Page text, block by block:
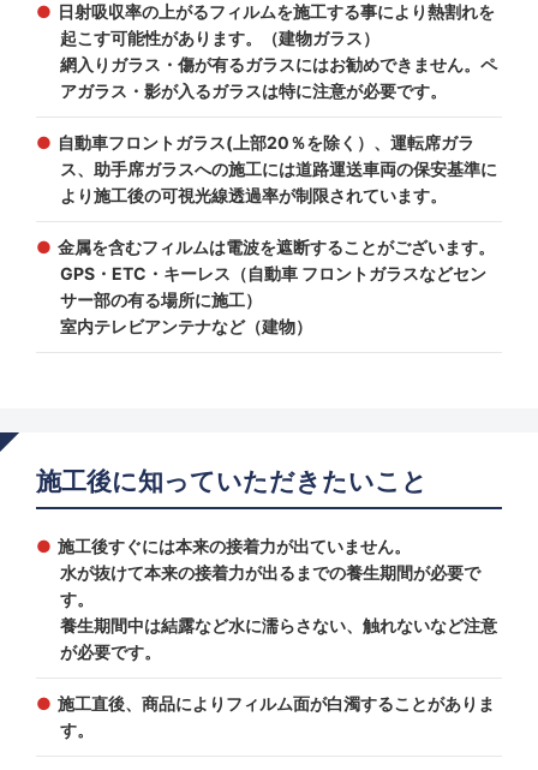
日射吸収率の上がるフィルムを施工する事により熱割れを
起こす可能性があります。（建物ガラス）
網入りガラス・傷が有るガラスにはお勧めできません。ペ
アガラス・影が入るガラスは特に注意が必要です。
自動車フロントガラス(上部20％を除く）、運転席ガラ
ス、助手席ガラスへの施工には道路運送車両の保安基準に
より施工後の可視光線透過率が制限されています。
金属を含むフィルムは電波を遮断することがございます。
GPS・ETC・キーレス（自動車 フロントガラスなどセン
サー部の有る場所に施工）
室内テレビアンテナなど（建物）
施工後に知っていただきたいこと
施工後すぐには本来の接着力が出ていません。
水が抜けて本来の接着力が出るまでの養生期間が必要で
す。
養生期間中は結露など水に濡らさない、触れないなど注意
が必要です。
施工直後、商品によりフィルム面が白濁することがありま
す。